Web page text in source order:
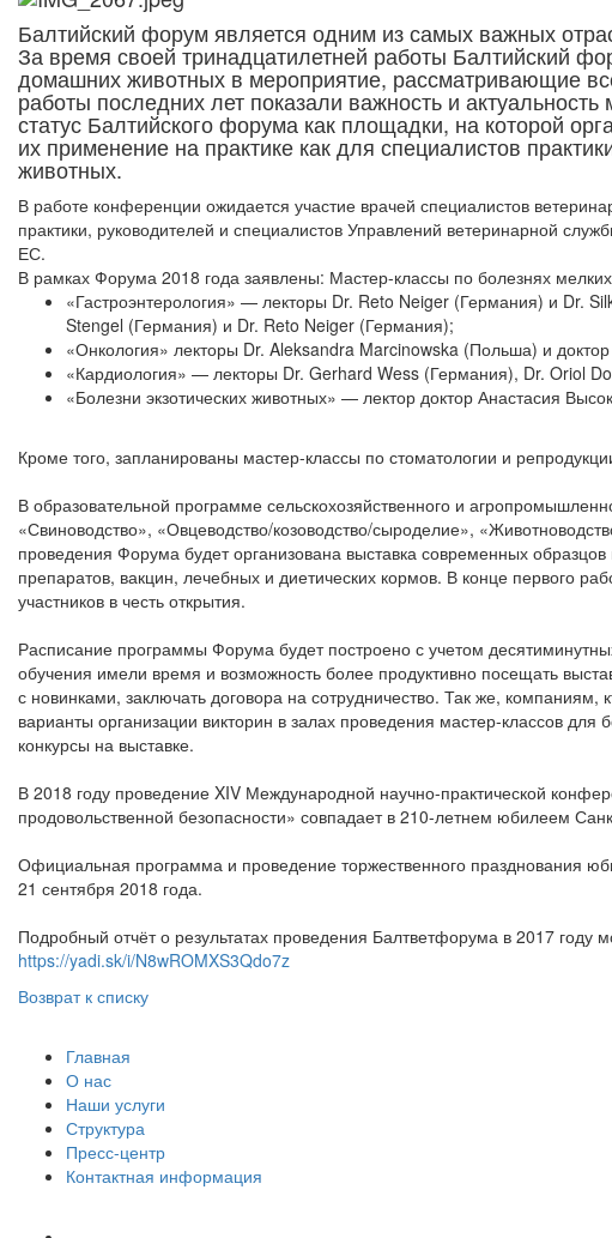
Балтийский форум является одним из самых важных
За время своей тринадцатилетней работы Балтийский
домашних животных в мероприятие, рассматривающие
работы последних лет показали важность и
статус Балтийского форума как площадки, на которой
их применение на практике как для специалистов
животных.
В работе конференции ожидается участие врачей специалистов
практики, руководителей и специалистов Управлений ветеринарной
ЕС.
В рамках Форума 2018 года заявлены: Мастер-классы по болезнях
«Гастроэнтерология» — лекторы Dr. Reto Neiger (Германия) и Dr.
Stengel (Германия) и Dr. Reto Neiger (Германия);
«Онкология» лекторы Dr. Aleksandra Marcinowska (Польша) и
«Кардиология» — лекторы Dr. Gerhard Wess (Германия), Dr. Oriol
«Болезни экзотических животных» — лектор доктор Анастасия
Кроме того, запланированы мастер-классы по стоматологии и
В образовательной программе сельскохозяйственного и
«Свиноводство», «Овцеводство/козоводство/сыроделие»,
проведения Форума будет организована выставка современных
препаратов, вакцин, лечебных и диетических кормов. В конце первого
участников в честь открытия.
Расписание программы Форума будет построено с учетом
обучения имели время и возможность более продуктивно посещать
с новинками, заключать договора на сотрудничество. Так же, компаниям,
варианты организации викторин в залах проведения мастер-классов
конкурсы на выставке.
В 2018 году проведение XIV Международной научно-практической
продовольственной безопасности» совпадает в 210-летнем юбилеем
Официальная программа и проведение торжественного празднования
21 сентября 2018 года.
Подробный отчёт о результатах проведения Балтветфорума в 2017 году
https://yadi.sk/i/N8wROMXS3Qdo7z
Возврат к списку
Главная
О нас
Наши услуги
Структура
Пресс-центр
Контактная информация